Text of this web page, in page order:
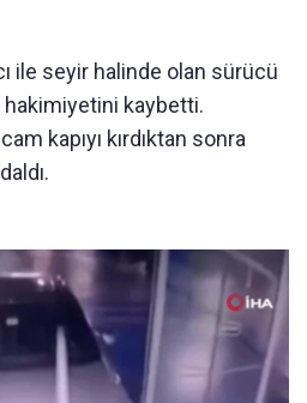
ile seyir halinde olan sürücü
hakimiyetini kaybetti.
kapıyı kırdıktan sonra